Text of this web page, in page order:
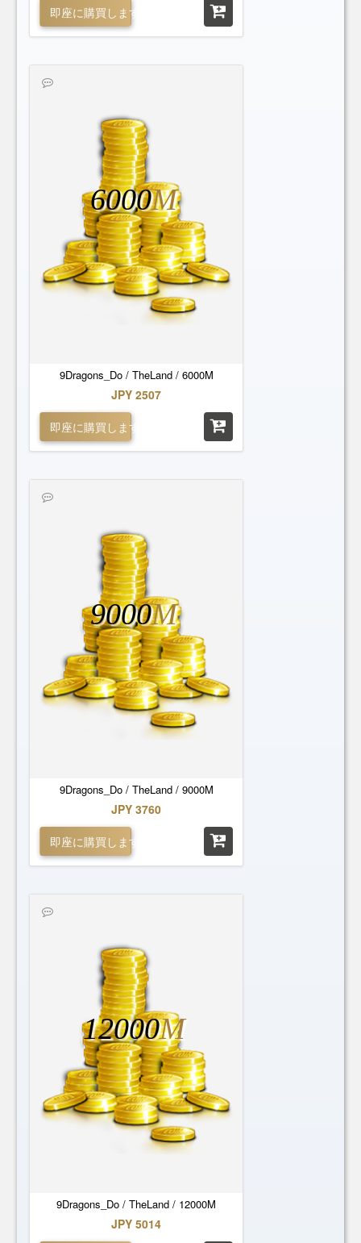
即座に購買します
9Dragons_Do / TheLand / 6000M
6000M
JPY 2507
即座に購買します
9Dragons_Do / TheLand / 9000M
9000M
JPY 3760
即座に購買します
9Dragons_Do / TheLand / 12000M
12000M
JPY 5014